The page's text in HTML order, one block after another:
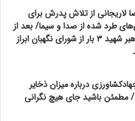
لاریجانی از تلاش پدرش برای
طرد شده از صدا و سیما/ بعد از
رد صلاحیت، رهبر شهید ۳ بار از شورای نگهبان ابراز
درباره میزان ذخایر
مطمئن باشید جای هیچ نگرانی